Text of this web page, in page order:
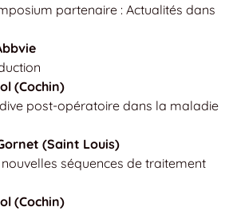
partenaire : Actualités dans
(Cochin)
post-opératoire dans la maladie
(Saint Louis)
nouvelles séquences de traitement
(Cochin)